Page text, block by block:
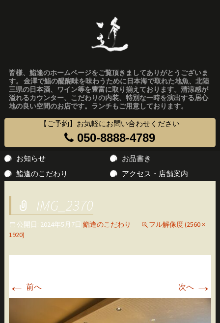
皆様、鮨逢のホームページをご覧頂きましてありがとうございま
す。 金澤で鮨の醍醐味を味わうために日本海で取れた地魚、北陸
三県の日本酒、ワイン等を豊富に取り揃えております。清涼感が
溢れるカウンター、こだわりの内装、特別な一時を演出する居心
地の良い空間のお店です。ランチもご用意しております。
【ご予約】お気軽にお問い合わせください
050-8888-4789
コ
ン
テ
へ
移
動
お知らせ
お品書き
鮨逢のこだわり
アクセス・店舗案内
IMG_2370
公開日: 2024年5月7日 鮨逢のこだわり
フル解像度 (2560 ×
1920)
← 前へ 次へ →